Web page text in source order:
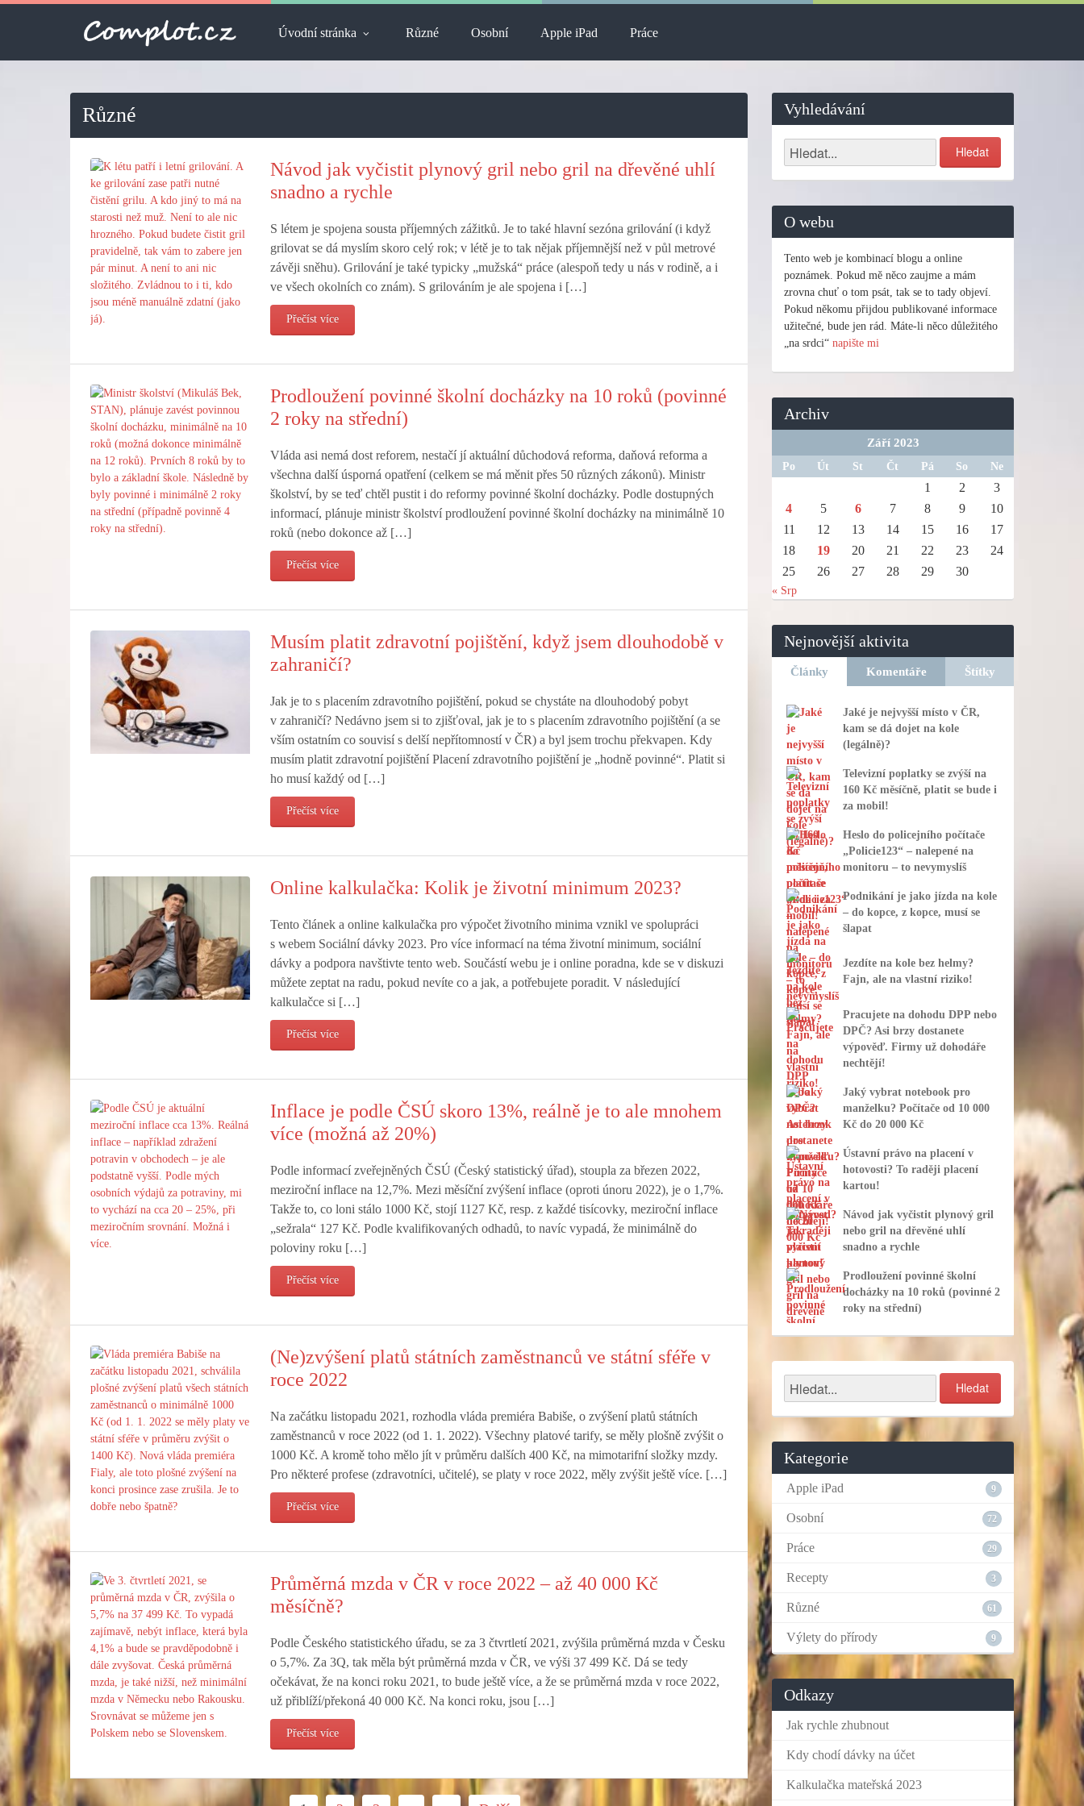
Úvodní stránka Různé Osobní Apple iPad Práce
Různé
Návod jak vyčistit plynový gril nebo gril na dřevěné uhlí
snadno a rychle
S létem je spojena sousta příjemných zážitků. Je to také hlavní sezóna grilování (i když
grilovat se dá myslím skoro celý rok; v létě je to tak nějak příjemnější než v půl metrové
závěji sněhu). Grilování je také typicky „mužská“ práce (alespoň tedy u nás v rodině, a i
ve všech okolních co znám). S grilováním je ale spojena i […]
Přečíst více
Prodloužení povinné školní docházky na 10 roků (povinné
2 roky na střední)
Vláda asi nemá dost reforem, nestačí jí aktuální důchodová reforma, daňová reforma a
všechna další úsporná opatření (celkem se má měnit přes 50 různých zákonů). Ministr
školství, by se teď chtěl pustit i do reformy povinné školní docházky. Podle dostupných
informací, plánuje ministr školství prodloužení povinné školní docházky na minimálně 10
roků (nebo dokonce až […]
Přečíst více
Musím platit zdravotní pojištění, když jsem dlouhodobě v
zahraničí?
Jak je to s placením zdravotního pojištění, pokud se chystáte na dlouhodobý pobyt
v zahraničí? Nedávno jsem si to zjišťoval, jak je to s placením zdravotního pojištění (a se
vším ostatním co souvisí s delší nepřítomností v ČR) a byl jsem trochu překvapen. Kdy
musím platit zdravotní pojištění Placení zdravotního pojištění je „hodně povinné“. Platit si
ho musí každý od […]
Přečíst více
Online kalkulačka: Kolik je životní minimum 2023?
Tento článek a online kalkulačka pro výpočet životního minima vznikl ve spolupráci
s webem Sociální dávky 2023. Pro více informací na téma životní minimum, sociální
dávky a podpora navštivte tento web. Součástí webu je i online poradna, kde se v diskuzi
můžete zeptat na radu, pokud nevíte co a jak, a potřebujete poradit. V následující
kalkulačce si […]
Přečíst více
Inflace je podle ČSÚ skoro 13%, reálně je to ale mnohem
více (možná až 20%)
Podle informací zveřejněných ČSÚ (Český statistický úřad), stoupla za březen 2022,
meziroční inflace na 12,7%. Mezi měsíční zvýšení inflace (oproti únoru 2022), je o 1,7%.
Takže to, co loni stálo 1000 Kč, stojí 1127 Kč, resp. z každé tisícovky, meziroční inflace
„sežrala“ 127 Kč. Podle kvalifikovaných odhadů, to navíc vypadá, že minimálně do
poloviny roku […]
Přečíst více
(Ne)zvýšení platů státních zaměstnanců ve státní sféře v
roce 2022
Na začátku listopadu 2021, rozhodla vláda premiéra Babiše, o zvýšení platů státních
zaměstnanců v roce 2022 (od 1. 1. 2022). Všechny platové tarify, se měly plošně zvýšit o
1000 Kč. A kromě toho mělo jít v průměru dalších 400 Kč, na mimotarifní složky mzdy.
Pro některé profese (zdravotníci, učitelé), se platy v roce 2022, měly zvýšit ještě více. […]
Přečíst více
Průměrná mzda v ČR v roce 2022 – až 40 000 Kč
měsíčně?
Podle Českého statistického úřadu, se za 3 čtvrtletí 2021, zvýšila průměrná mzda v Česku
o 5,7%. Za 3Q, tak měla být průměrná mzda v ČR, ve výši 37 499 Kč. Dá se tedy
očekávat, že na konci roku 2021, to bude ještě více, a že se průměrná mzda v roce 2022,
už přiblíží/překoná 40 000 Kč. Na konci roku, jsou […]
Přečíst více
Vyhledávání
O webu
Tento web je kombinací blogu a online
poznámek. Pokud mě něco zaujme a mám
zrovna chuť o tom psát, tak se to tady objeví.
Pokud někomu přijdou publikované informace
užitečné, bude jen rád. Máte-li něco důležitého
„na srdci“ napište mi
Archiv
Září 2023
Po Út St Čt Pá So Ne
1 2
3
4
5 6 7 8 9
10
11
12 13 14 15 16
17
18
19 20 21 22 23
24
25
26 27 28 29 30
« Srp
Nejnovější aktivita
Články Komentáře Štítky
Jaké je nejvyšší místo v ČR,
kam se dá dojet na kole
(legálně)?
Televizní poplatky se zvýší na
160 Kč měsíčně, platit se bude i
za mobil!
Heslo do policejního počítače
„Policie123“ – nalepené na
monitoru – to nevymyslíš
Podnikání je jako jízda na kole
– do kopce, z kopce, musí se
šlapat
Jezdíte na kole bez helmy?
Fajn, ale na vlastní riziko!
Pracujete na dohodu DPP nebo
DPČ? Asi brzy dostanete
výpověď. Firmy už dohodáře
nechtějí!
Jaký vybrat notebook pro
manželku? Počítače od 10 000
Kč do 20 000 Kč
Ústavní právo na placení v
hotovosti? To raději placení
kartou!
Návod jak vyčistit plynový gril
nebo gril na dřevěné uhlí
snadno a rychle
Prodloužení povinné školní
docházky na 10 roků (povinné 2
roky na střední)
Kategorie
Apple iPad 9
Osobní 72
Práce 29
Recepty 3
Různé 61
Výlety do přírody 9
Odkazy
Jak rychle zhubnout
Kdy chodí dávky na účet
Kalkulačka mateřská 2023